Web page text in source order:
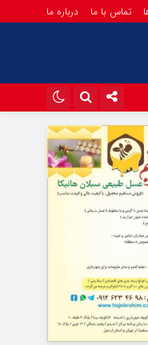
تماس با ما درباره ما